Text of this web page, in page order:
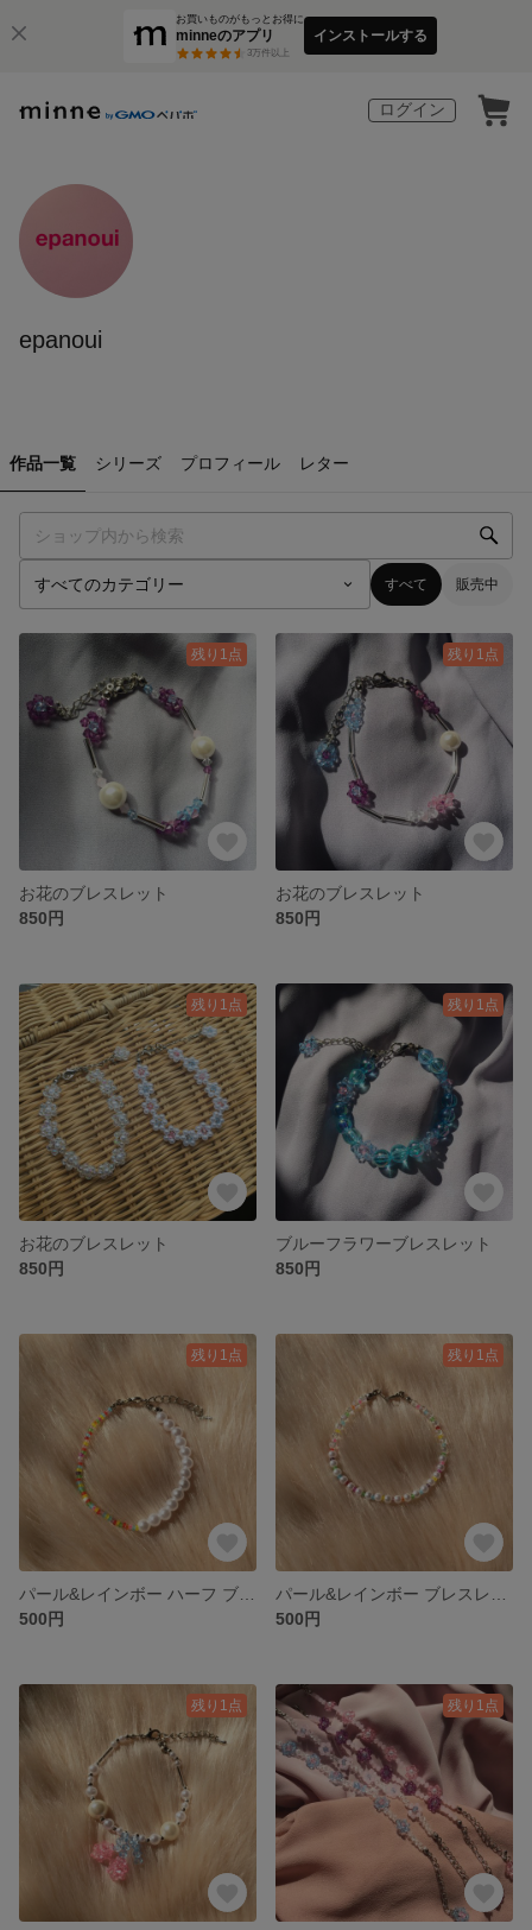
お買いものがもっとお得に
minneのアプリ
3万件以上
インストールする
ログイン
epanoui
作品一覧 シリーズ プロフィール レター
すべて 販売中
残り1点
お花のブレスレット
850円
残り1点
お花のブレスレット
850円
残り1点
お花のブレスレット
850円
残り1点
ブルーフラワーブレスレット
850円
残り1点
500円
残り1点
500円
残り1点 残り1点